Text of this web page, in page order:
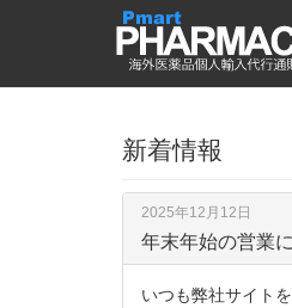
新着情報
2025年12月12日
年末年始の営業
いつも弊社サイト